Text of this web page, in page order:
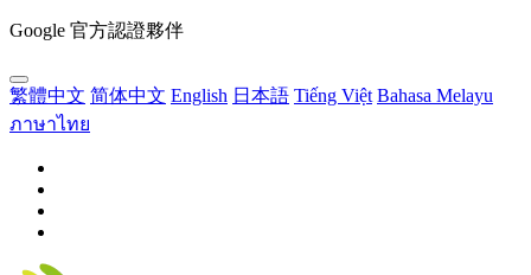
Google 官方認證夥伴
繁體中文 简体中文 English 日本語 Tiếng Việt Bahasa Melayu
ภาษาไทย